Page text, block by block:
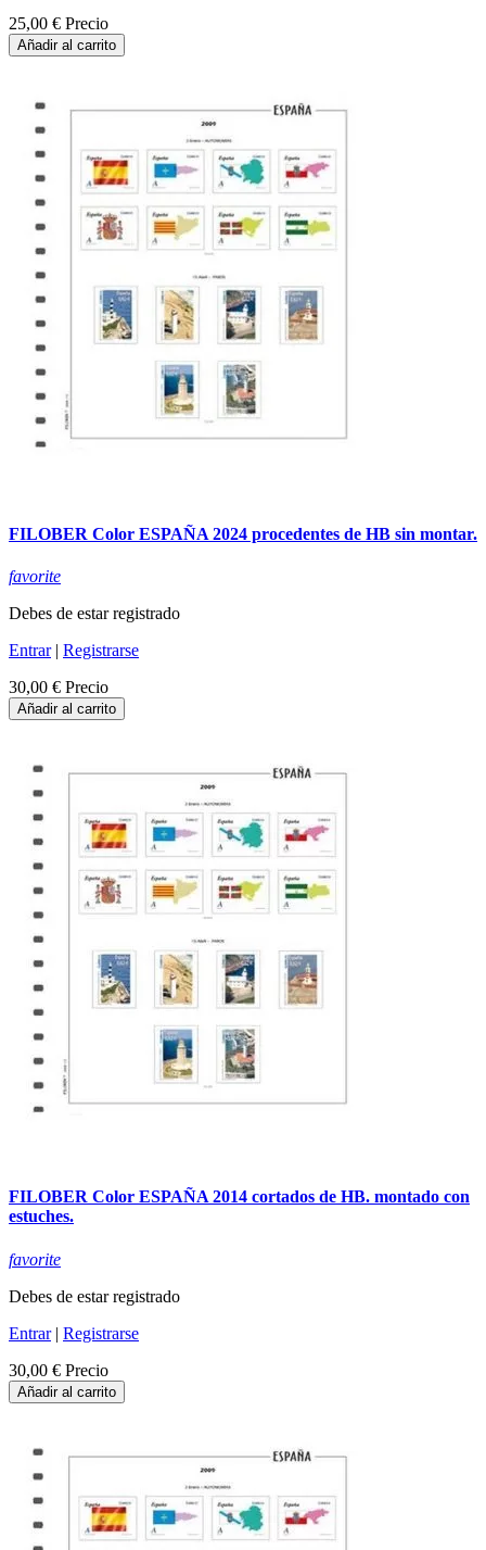
25,00 € Precio
Añadir al carrito
FILOBER Color ESPAÑA 2024 procedentes de HB sin montar.
favorite
Debes de estar registrado
Entrar| Registrarse
30,00 € Precio
Añadir al carrito
FILOBER Color ESPAÑA 2014 cortados de HB. montado con
estuches.
favorite
Debes de estar registrado
Entrar| Registrarse
30,00 € Precio
Añadir al carrito